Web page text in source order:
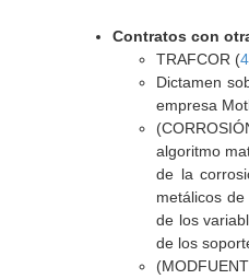
Contratos con
TRAFCOR (
Dictamen
empresa
algoritmo
de la
metálicos
de los
de los